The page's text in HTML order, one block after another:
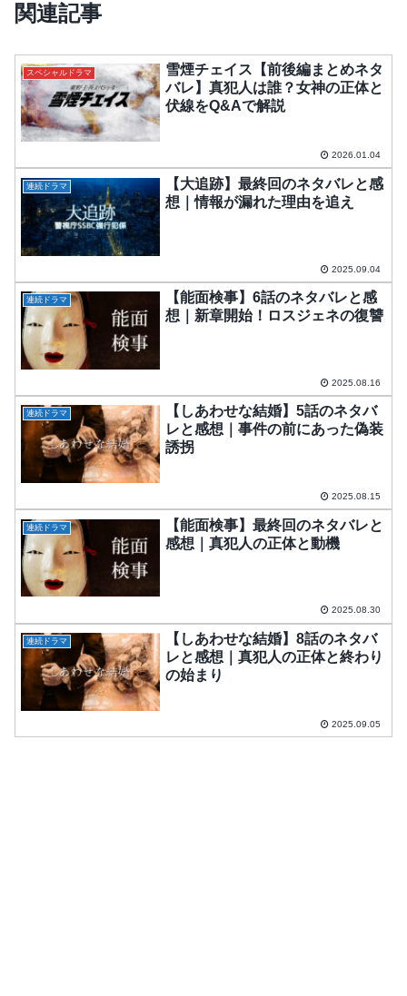
関連記事
スペシャルドラマ
雪煙チェイス【前後編まとめネタ
バレ】真犯人は誰？女神の正体と
伏線をQ&Aで解説
2026.01.04
連続ドラマ
【大追跡】最終回のネタバレと感
想｜情報が漏れた理由を追え
2025.09.04
連続ドラマ
【能面検事】6話のネタバレと感
想｜新章開始！ロスジェネの復讐
2025.08.16
連続ドラマ
【しあわせな結婚】5話のネタバ
レと感想｜事件の前にあった偽装
誘拐
2025.08.15
連続ドラマ
【能面検事】最終回のネタバレと
感想｜真犯人の正体と動機
2025.08.30
連続ドラマ
【しあわせな結婚】8話のネタバ
レと感想｜真犯人の正体と終わり
の始まり
2025.09.05